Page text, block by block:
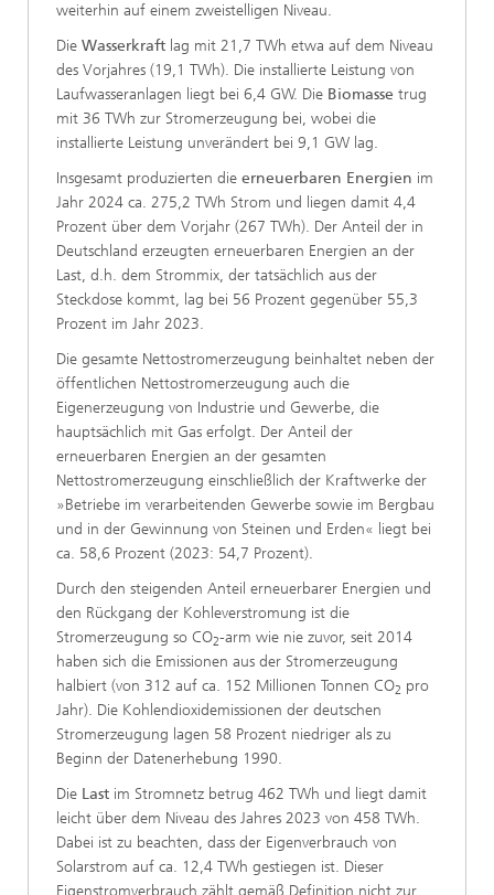
weiterhin auf einem zweistelligen Niveau.
Die Wasserkraft lag mit 21,7 TWh etwa auf dem Niveau
des Vorjahres (19,1 TWh). Die installierte Leistung von
Laufwasseranlagen liegt bei 6,4 GW. Die Biomasse trug
mit 36 TWh zur Stromerzeugung bei, wobei die
installierte Leistung unverändert bei 9,1 GW lag.
Insgesamt produzierten die erneuerbaren Energien im
Jahr 2024 ca. 275,2 TWh Strom und liegen damit 4,4
Prozent über dem Vorjahr (267 TWh). Der Anteil der in
Deutschland erzeugten erneuerbaren Energien an der
Last, d.h. dem Strommix, der tatsächlich aus der
Steckdose kommt, lag bei 56 Prozent gegenüber 55,3
Prozent im Jahr 2023.
Die gesamte Nettostromerzeugung beinhaltet neben der
öffentlichen Nettostromerzeugung auch die
Eigenerzeugung von Industrie und Gewerbe, die
hauptsächlich mit Gas erfolgt. Der Anteil der
erneuerbaren Energien an der gesamten
Nettostromerzeugung einschließlich der Kraftwerke der
»Betriebe im verarbeitenden Gewerbe sowie im Bergbau
und in der Gewinnung von Steinen und Erden« liegt bei
ca. 58,6 Prozent (2023: 54,7 Prozent).
Durch den steigenden Anteil erneuerbarer Energien und
den Rückgang der Kohleverstromung ist die
Stromerzeugung so CO2-arm wie nie zuvor, seit 2014
haben sich die Emissionen aus der Stromerzeugung
halbiert (von 312 auf ca. 152 Millionen Tonnen CO2 pro
Jahr). Die Kohlendioxidemissionen der deutschen
Stromerzeugung lagen 58 Prozent niedriger als zu
Beginn der Datenerhebung 1990.
Die Last im Stromnetz betrug 462 TWh und liegt damit
leicht über dem Niveau des Jahres 2023 von 458 TWh.
Dabei ist zu beachten, dass der Eigenverbrauch von
Solarstrom auf ca. 12,4 TWh gestiegen ist. Dieser